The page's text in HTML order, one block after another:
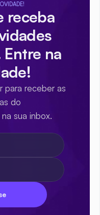
receba
na
para receber as
do
sua inbox.